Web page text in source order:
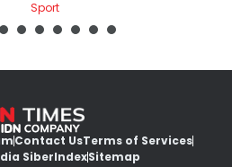
Sport
Contact UsTerms of Services
SiberIndexSitemap